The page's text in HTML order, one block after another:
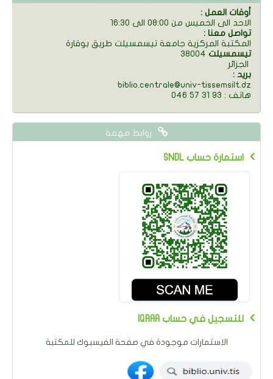
: أوقات العمل
الاحد الى الخميس من 08:00 الى 16:30
: تواصل معنا
المكتبة المركزية جامعة تيسمسيلت طريق بوقارة
38004 تيسمسيلت
: بريد
biblio.centrale@univ-tissemsilt.dz
046 57 31 93 : هاتف
روابط مهمة
SNDL استمارة حساب
IQRAA للتسجيل في حساب
الاستمارات موجودة في صفحة الفيسبوك للمكتبة